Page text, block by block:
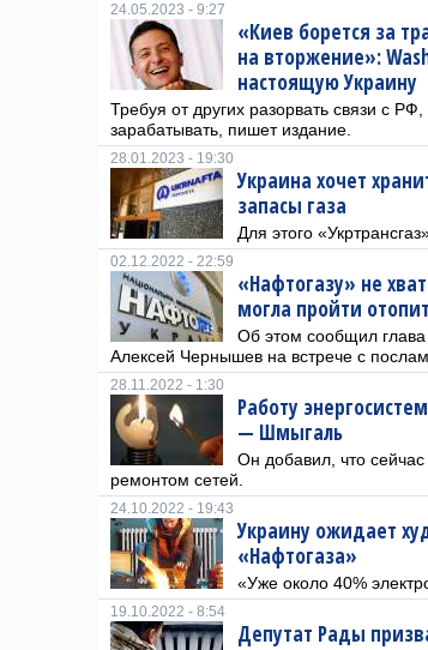
24.05.2023 - 9:27
«Киев борется за
на вторжение»:
настоящую Украину
Требуя от других разорвать связи с
зарабатывать, пишет издание.
28.01.2023 - 19:30
Украина хочет
запасы газа
Для этого
02.12.2022 - 22:59
«Нафтогазу» не
могла пройти
Об этом сообщил
Алексей Чернышев на встрече с
28.11.2022 - 1:30
Работу
— Шмыгаль
Он добавил, что
ремонтом сетей.
24.10.2022 - 19:43
Украину ожидает
«Нафтогаза»
«Уже около 40%
19.10.2022 - 8:54
Депутат Рады